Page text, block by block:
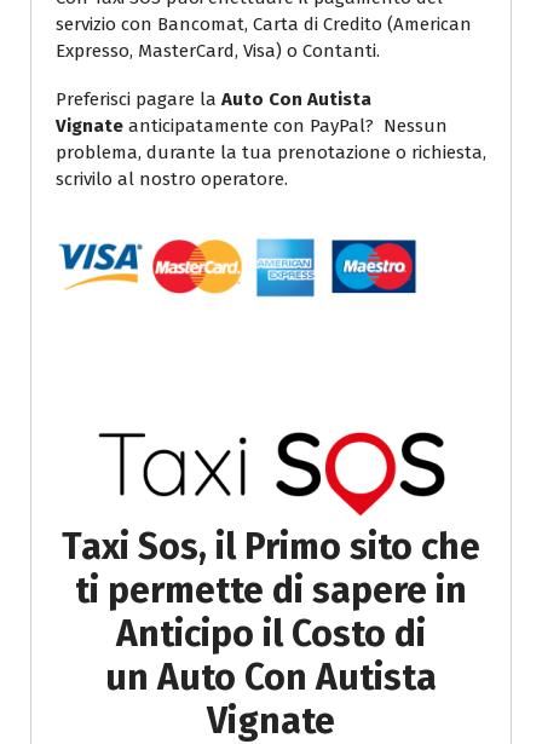
servizio con Bancomat, Carta di Credito (American
Expresso, MasterCard, Visa) o Contanti.
Preferisci pagare la Auto Con Autista
Vignate anticipatamente con PayPal? Nessun
problema, durante la tua prenotazione o richiesta,
scrivilo al nostro operatore.
Taxi Sos, il Primo sito che
ti permette di sapere in
Anticipo il Costo di
un Auto Con Autista
Vignate